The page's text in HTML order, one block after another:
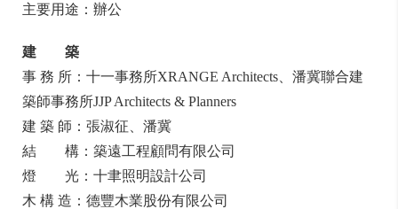
主要用途：辦公
建 築
事 務 所：十一事務所XRANGE Architects、潘冀聯合建
築師事務所JJP Architects & Planners
建 築 師：張淑征、潘冀
結 構：築遠工程顧問有限公司
燈 光：十聿照明設計公司
木 構 造：德豐木業股份有限公司